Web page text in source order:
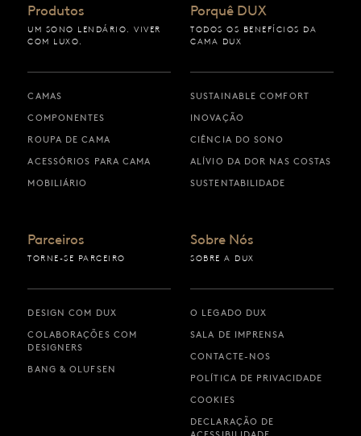
Produtos
UM SONO LENDÁRIO. VIVER
COM LUXO.
CAMAS
COMPONENTES
ROUPA DE CAMA
ACESSÓRIOS PARA CAMA
MOBILIÁRIO
Porquê DUX
TODOS OS BENEFÍCIOS DA
CAMA DUX
SUSTAINABLE COMFORT
INOVAÇÃO
CIÊNCIA DO SONO
ALÍVIO DA DOR NAS COSTAS
SUSTENTABILIDADE
Parceiros
TORNE-SE PARCEIRO
DESIGN COM DUX
COLABORAÇÕES COM
DESIGNERS
BANG & OLUFSEN
Sobre Nós
SOBRE A DUX
O LEGADO DUX
SALA DE IMPRENSA
CONTACTE-NOS
POLÍTICA DE PRIVACIDADE
COOKIES
DECLARAÇÃO DE